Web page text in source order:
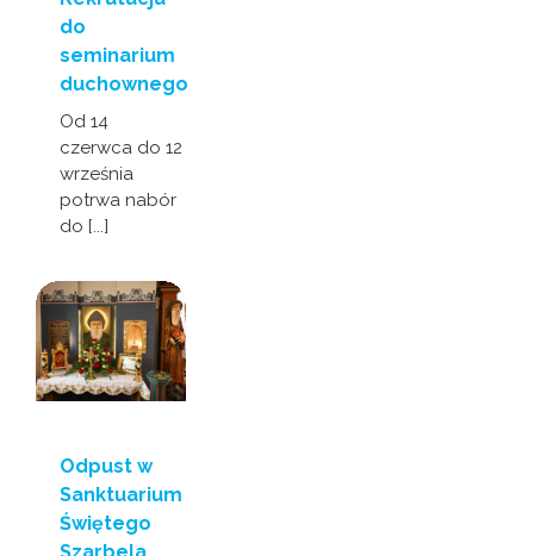
do
seminarium
duchownego
Od 14
czerwca do 12
września
potrwa nabór
do [...]
Odpust w
Sanktuarium
Świętego